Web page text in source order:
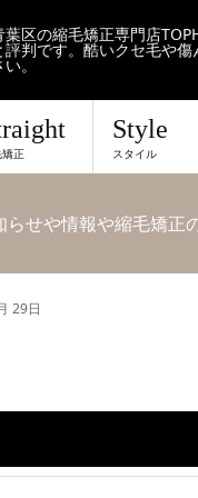
葉区の縮毛矯正専門店
評判です。酷いクセ毛や
い。
正
Style
スタイル
らせや情報や縮毛矯正
29日